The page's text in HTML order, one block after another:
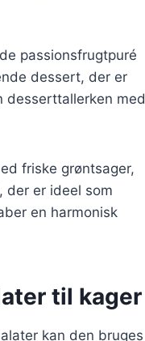
passionsfrugtpuré
dessert, der er
desserttallerken med
friske grøntsager,
der er ideel som
en harmonisk
til kager
kan den bruges